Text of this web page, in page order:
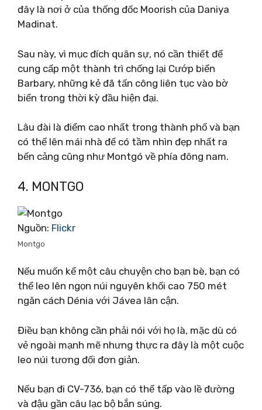
đây là nơi ở của thống đốc Moorish của Daniya
Madinat.
Sau này, vì mục đích quân sự, nó cần thiết để
cung cấp một thành trì chống lại Cướp biển
Barbary, những kẻ đã tấn công liên tục vào bờ
biển trong thời kỳ đầu hiện đại.
Lâu đài là điểm cao nhất trong thành phố và bạn
có thể lên mái nhà để có tầm nhìn đẹp nhất ra
bến cảng cũng như Montgó về phía đông nam.
4. MONTGO
Nguồn: Flickr
Montgo
Nếu muốn kể một câu chuyện cho bạn bè, bạn có
thể leo lên ngọn núi nguyên khối cao 750 mét
ngăn cách Dénia với Jávea lân cận.
Điều bạn không cần phải nói với họ là, mặc dù có
vẻ ngoài mạnh mẽ nhưng thực ra đây là một cuộc
leo núi tương đối đơn giản.
Nếu bạn đi CV-736, bạn có thể tấp vào lề đường
và đậu gần câu lạc bộ bắn súng.